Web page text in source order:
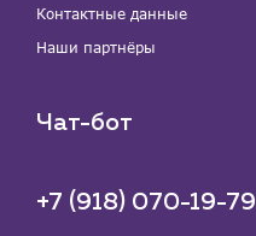
Контактные данные
Наши партнёры
Чат-бот
+7 (918) 070-19-79